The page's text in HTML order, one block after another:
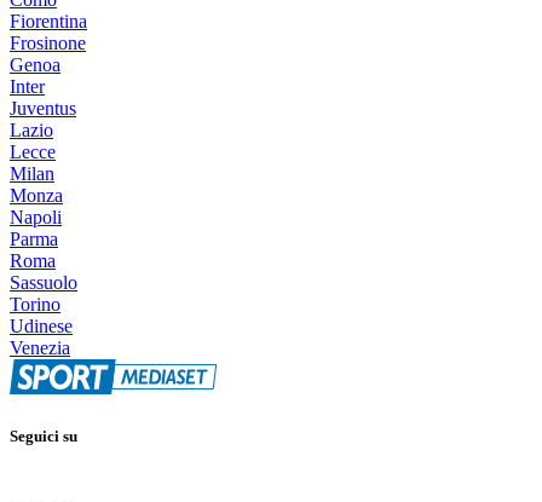
Fiorentina
Frosinone
Genoa
Inter
Juventus
Lazio
Lecce
Milan
Monza
Napoli
Parma
Roma
Sassuolo
Torino
Udinese
Venezia
Seguici su